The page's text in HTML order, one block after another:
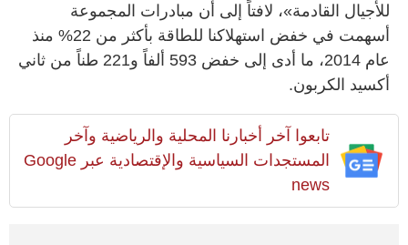
للأجيال القادمة»، لافتاً إلى أن مبادرات المجموعة
أسهمت في خفض استهلاكنا للطاقة بأكثر من 22% منذ
عام 2014، ما أدى إلى خفض 593 ألفاً و221 طناً من ثاني
أكسيد الكربون.
تابعوا آخر أخبارنا المحلية والرياضية وآخر
المستجدات السياسية والإقتصادية عبر Google
news